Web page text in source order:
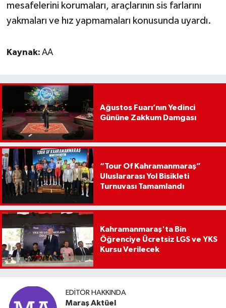
mesafelerini korumaları, araçlarının sis farlarını
yakmaları ve hız yapmamaları konusunda uyardı.
Kaynak: AA
Ağustos Fuarı’nın Yedinci
Gününe Zakkum Damgası
“Tour Of Kahramanmaraş”
Uluslararası Yol Bisikleti
Turnuvası Tamamlandı
Kahramanmaraş'ta Bin
Öğrenciye Ücretsiz LGS ve YKS
Kursu Verilecek
EDITÖR HAKKINDA
Maraş Aktüel